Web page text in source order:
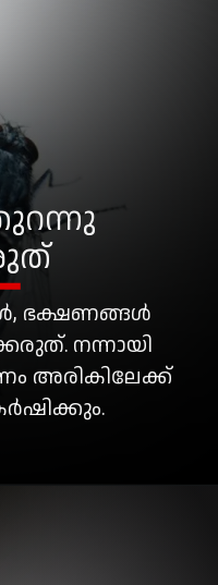
ഭക്ഷണങ്ങൾ
നന്നായി
അരികിലേക്ക്